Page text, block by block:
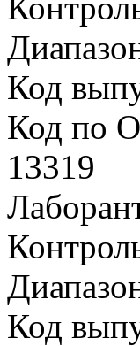
Код
Код по
13319
Код